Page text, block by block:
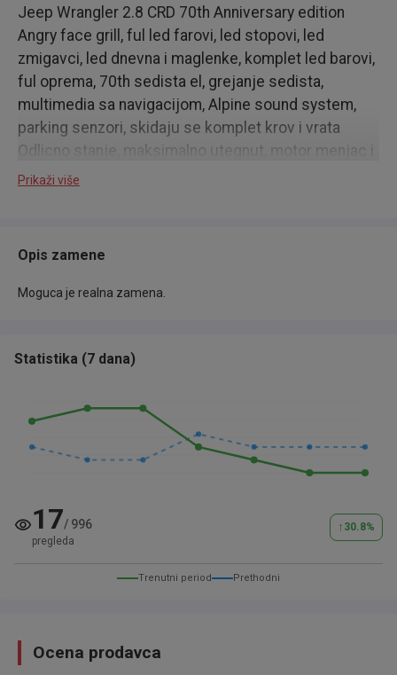
Jeep Wrangler 2.8 CRD 70th Anniversary edition
Angry face grill, ful led farovi, led stopovi, led
zmigavci, led dnevna i maglenke, komplet led barovi,
ful oprema, 70th sedista el, grejanje sedista,
multimedia sa navigacijom, Alpine sound system,
parking senzori, skidaju se komplet krov i vrata
Odlicno stanje, maksimalno utegnut, motor menjac i
trap perfekcija, bez ulaganja, registrovan do 04.2025
Prikaži više
Opis zamene
Moguca je realna zamena.
Statistika (7 dana)
17/ 996
pregleda
↑ 30.8%
Trenutni period Prethodni
Ocena prodavca